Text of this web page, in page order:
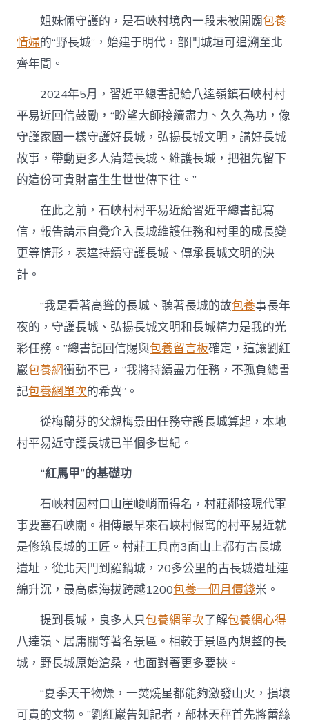
長
城〉
中
姐妹倆守護的，是石峽村境內一段未被開闢包養
情婦的“野長城”，始建于明代，部門城垣可追溯至北
齊年間。
2024年5月，習近平總書記給八達嶺鎮石峽村村
平易近回信鼓勵，“盼望大師接續盡力、久久為功，像
守護家園一樣守護好長城，弘揚長城文明，講好長城
故事，帶動更多人清楚長城、維護長城，把祖先留下
的這份可貴財富生生世世傳下往。”
在此之前，石峽村村平易近給習近平總書記寫
信，報告請示自覺介入長城維護任務和村里的成長變
更等情形，表達持續守護長城、傳承長城文明的決
計。
“我是看著高聳的長城、聽著長城的故包養事長年
夜的，守護長城、弘揚長城文明和長城精力是我的光
彩任務。”總書記回信賜與包養留言板確定，這讓劉紅
巖包養網衝動不已，“我將持續盡力任務，不孤負總書
記包養網單次的希冀”。
從梅蘭芬的父親梅景田任務守護長城算起，本地
村平易近守護長城已半個多世紀。
“紅馬甲”的基礎功
石峽村因村口山崖峻峭而得名，村莊鄰接現代軍
事要塞石峽關。相傳最早來石峽村假寓的村平易近就
是修筑長城的工匠。村莊工具南3面山上都有古長城
遺址，從北天門到羅鍋城，20多公里的古長城遺址連
綿升沉，最高處海拔跨越1200包養一個月價錢米。
提到長城，良多人只包養網單次了解包養網心得
八達嶺、居庸關等著名景區。相較于景區內規整的長
城，野長城原始滄桑，也面對著更多要挾。
“夏季天干物燥，一焚燒星都能夠激發山火，損壞
可貴的文物。”劉紅巖告知記者，部林天秤首先將蕾絲